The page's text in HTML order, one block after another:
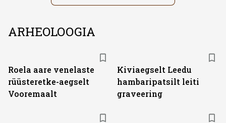
ARHEOLOOGIA
Roela aare venelaste
rüüsteretke-aegselt
Vooremaalt
Kiviaegselt Leedu
hambaripatsilt leiti
graveering